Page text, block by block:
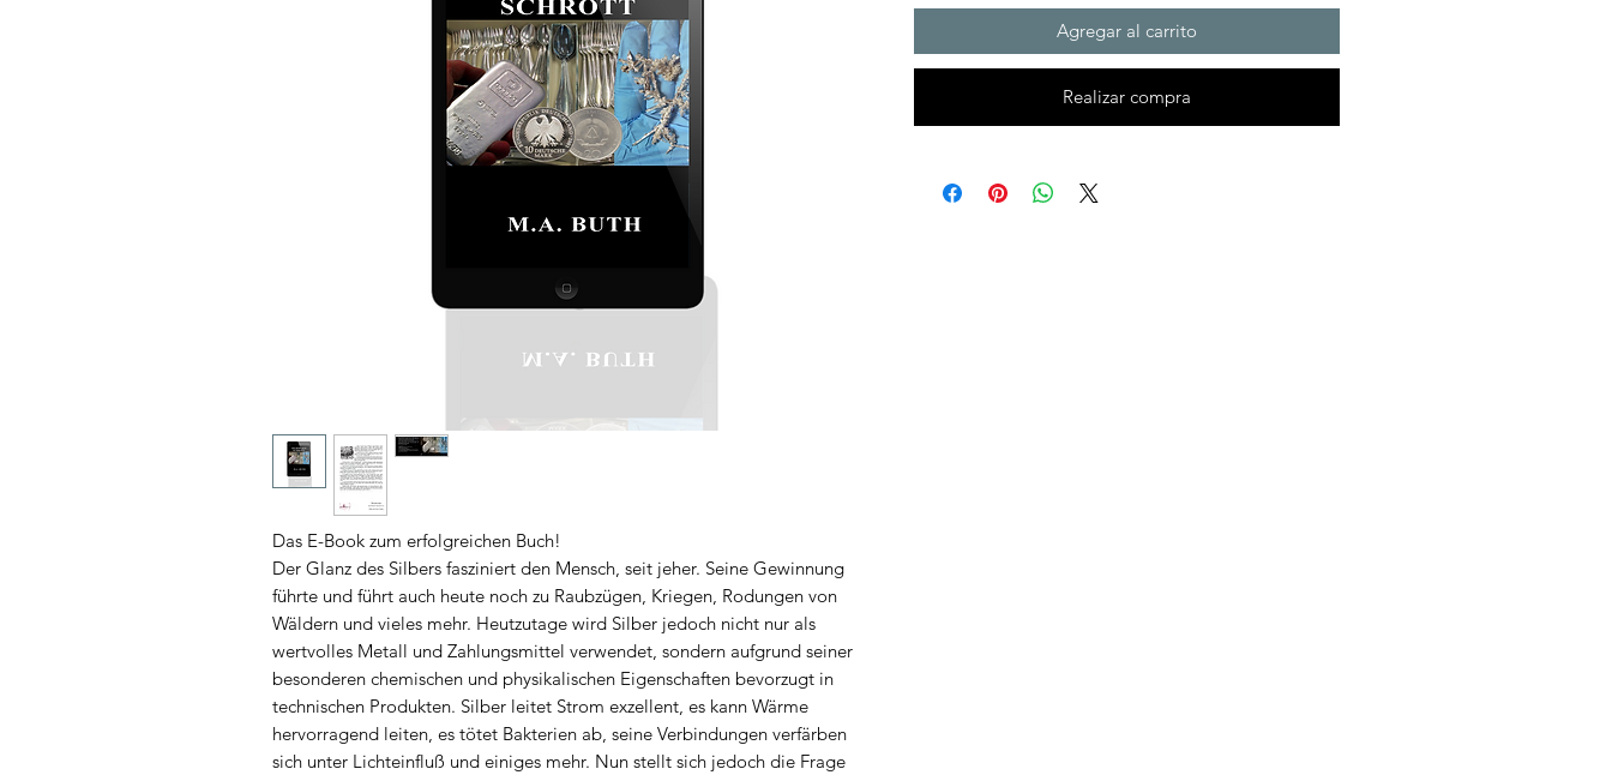
Das E-Book zum erfolgreichen Buch!
Der Glanz des Silbers fasziniert den Mensch, seit jeher. Seine Gewinnung
führte und führt auch heute noch zu Raubzügen, Kriegen, Rodungen von
Wäldern und vieles mehr. Heutzutage wird Silber jedoch nicht nur als
wertvolles Metall und Zahlungsmittel verwendet, sondern aufgrund seiner
besonderen chemischen und physikalischen Eigenschaften bevorzugt in
technischen Produkten. Silber leitet Strom exzellent, es kann Wärme
hervorragend leiten, es tötet Bakterien ab, seine Verbindungen verfärben
sich unter Lichteinfluß und einiges mehr. Nun stellt sich jedoch die Frage
Agregar al carrito
Realizar compra